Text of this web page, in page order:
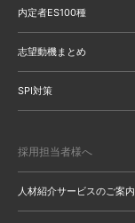
内定者ES100種
志望動機まとめ
SPI対策
採用担当者様へ
人材紹介サービスのご案内